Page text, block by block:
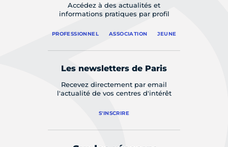
Accédez à des actualités et
informations pratiques par profil
PROFESSIONNEL ASSOCIATION JEUNE
Les newsletters de Paris
Recevez directement par email
l'actualité de vos centres d'intérêt
S'INSCRIRE